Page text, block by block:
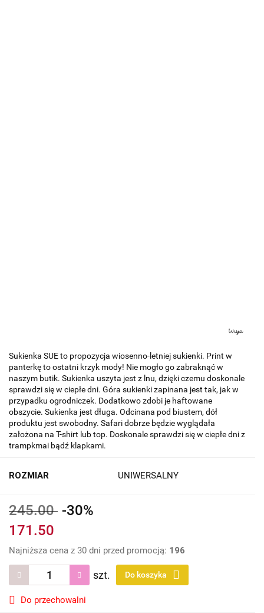
Sukienka SUE to propozycja wiosenno-letniej sukienki. Print w
panterkę to ostatni krzyk mody! Nie mogło go zabraknąć w
naszym butik. Sukienka uszyta jest z lnu, dzięki czemu doskonale
sprawdzi się w ciepłe dni. Góra sukienki zapinana jest tak, jak w
przypadku ogrodniczek. Dodatkowo zdobi je haftowane
obszycie. Sukienka jest długa. Odcinana pod biustem, dół
produktu jest swobodny. Safari dobrze będzie wyglądała
założona na T-shirt lub top. Doskonale sprawdzi się w ciepłe dni z
trampkmai bądź klapkami.
ROZMIAR UNIWERSALNY
245.00 -30%
171.50
Najniższa cena z 30 dni przed promocją: 196
szt. Do koszyka
Do przechowalni